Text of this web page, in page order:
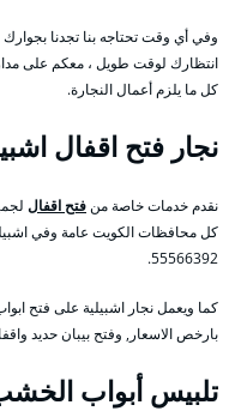
وفي أي وقت تحتاجه بنا تجدنا
انتظارك لوقت طويل ، معكم على
كل ما يلزم أعمال النجارة.
نجار فتح اقفال
نقدم خدمات خاصة منفتح اقفال
كل محافظات الكويت عامة وفي
55566392.
كما ويعمل نجار اشبيلية على فتح
بارخص الاسعار, وفتح بيبان حديد واقفال
تلبيس أبواب